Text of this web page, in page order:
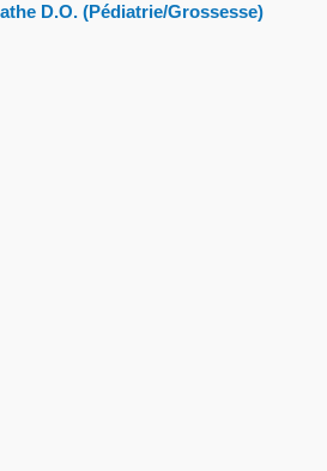
D.O. (Pédiatrie/Grossesse)